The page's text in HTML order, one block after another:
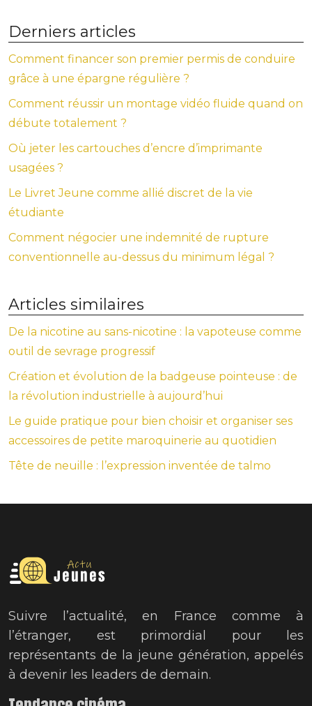
Derniers articles
Comment financer son premier permis de conduire
grâce à une épargne régulière ?
Comment réussir un montage vidéo fluide quand on
débute totalement ?
Où jeter les cartouches d’encre d’imprimante
usagées ?
Le Livret Jeune comme allié discret de la vie
étudiante
Comment négocier une indemnité de rupture
conventionnelle au-dessus du minimum légal ?
Articles similaires
De la nicotine au sans-nicotine : la vapoteuse comme
outil de sevrage progressif
Création et évolution de la badgeuse pointeuse : de
la révolution industrielle à aujourd’hui
Le guide pratique pour bien choisir et organiser ses
accessoires de petite maroquinerie au quotidien
Tête de neuille : l’expression inventée de talmo
Suivre l’actualité, en France comme à
l’étranger, est primordial pour les
représentants de la jeune génération, appelés
à devenir les leaders de demain.